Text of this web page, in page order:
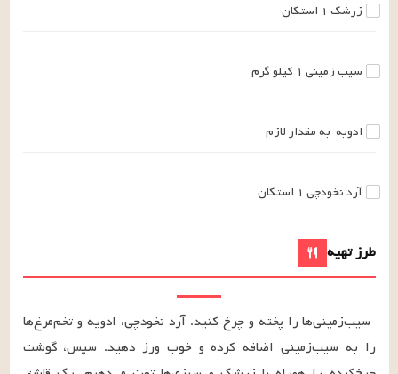
زرشک ۱ استکان
سیب زمینی ۱ کیلو گرم
ادویه به مقدار لازم
آرد نخودچی ۱ استکان
طرز تهیه